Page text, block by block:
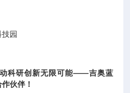
技园
科研创新无限可能——吉奥蓝
伙伴！